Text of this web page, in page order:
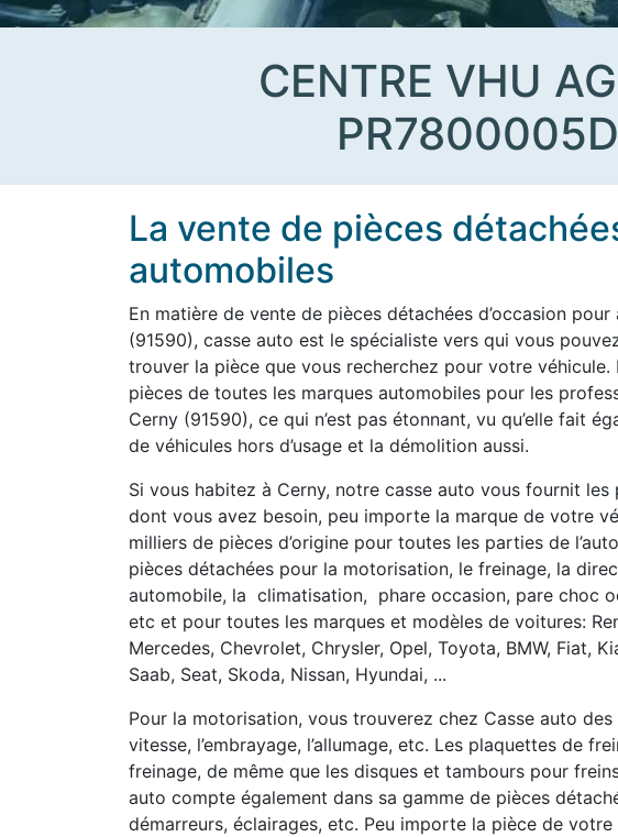
CENTRE VHU
PR7800005D
La vente de pièces
automobiles
En matière de vente de pièces détachées d’occasion
(91590), casse auto est le spécialiste vers qui vous
trouver la pièce que vous recherchez pour votre
pièces de toutes les marques automobiles pour les
Cerny (91590), ce qui n’est pas étonnant, vu qu’elle fait
de véhicules hors d’usage et la démolition aussi.
Si vous habitez à Cerny, notre casse auto vous fournit
dont vous avez besoin, peu importe la marque de votre
milliers de pièces d’origine pour toutes les parties de
pièces détachées pour la motorisation, le freinage, la
automobile, la climatisation, phare occasion, pare choc
etc et pour toutes les marques et modèles de voitures:
Mercedes, Chevrolet, Chrysler, Opel, Toyota, BMW, Fiat,
Saab, Seat, Skoda, Nissan, Hyundai, ...
Pour la motorisation, vous trouverez chez Casse auto
vitesse, l’embrayage, l’allumage, etc. Les plaquettes de
freinage, de même que les disques et tambours pour
auto compte également dans sa gamme de pièces
démarreurs, éclairages, etc. Peu importe la pièce de